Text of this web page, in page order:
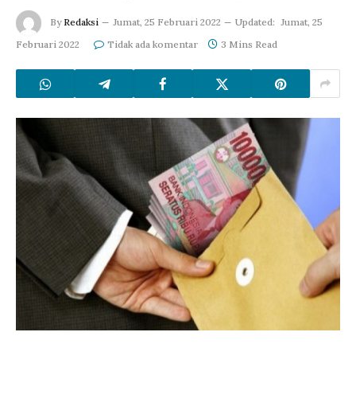
By Redaksi Jumat, 25 Februari 2022 Updated: Jumat, 25
Februari 2022
Tidak ada komentar 3 Mins Read